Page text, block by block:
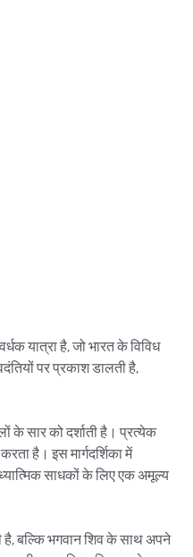
यात्रा है, जो भारत के विविध
पर प्रकाश डालती है,
के सार को दर्शाती है। प्रत्येक
है। इस मार्गदर्शिका में
साधकों के लिए एक अमूल्य
है, बल्कि भगवान शिव के साथ अपने